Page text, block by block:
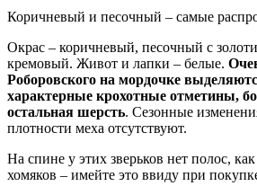
Коричневый и песочный – самые
Окрас – коричневый, песочный с
кремовый. Живот и лапки – белые.
Роборовского на мордочке
характерные крохотные отметины,
остальная шерсть. Сезонные
плотности меха отсутствуют.
На спине у этих зверьков нет полос,
хомяков – имейте это ввиду при